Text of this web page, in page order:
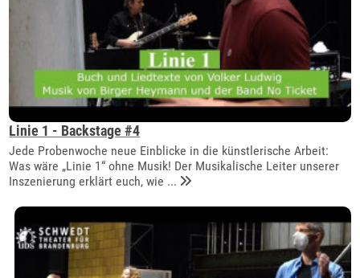
Linie 1 - Backstage #4
Jede Probenwoche neue Einblicke in die künstlerische Arbeit:
Was wäre „Linie 1“ ohne Musik! Der Musikalische Leiter unserer
Inszenierung erklärt euch, wie ...